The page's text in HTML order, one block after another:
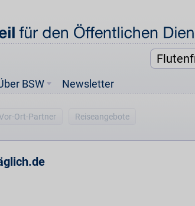
BSW Newsletter
Ort-Partner Reiseangebote